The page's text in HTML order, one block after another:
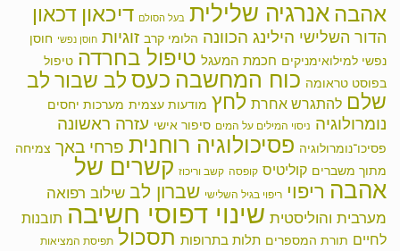
אהבה אנרגיה שלילית בעל הסולם דיכאון דכאון
הדור השלישי הילינג הכוונה הלומי קרב זוגיות חוסן נפשי חוסן
נפשי למילואימניקים חכמת המעגל טיפול בחרדה טיפול
בפוסט טראומה כוח המחשבה כעס לב שבור לב
שלם להתגרש אחרת לחץ מודעות עצמית מערכות יחסים
נומרולוגיה ניסוי המילים על המים סיפור אישי עזרה ראשונה
פסיכו־נומרולוגיה פסיכולוגיה רוחנית פרחי באך צמיחה
מתוך משברים קוליטיס קופסה קשב וריכוז קשרים של
אהבה ריפוי ריפוי בגיל השלישי שברון לב שילוב רפואה
מערבית והוליסטית שינוי דפוסי חשיבה תובנות
לחיים תורת המספרים תלות בתרופות תסכול תפיסת המציאות